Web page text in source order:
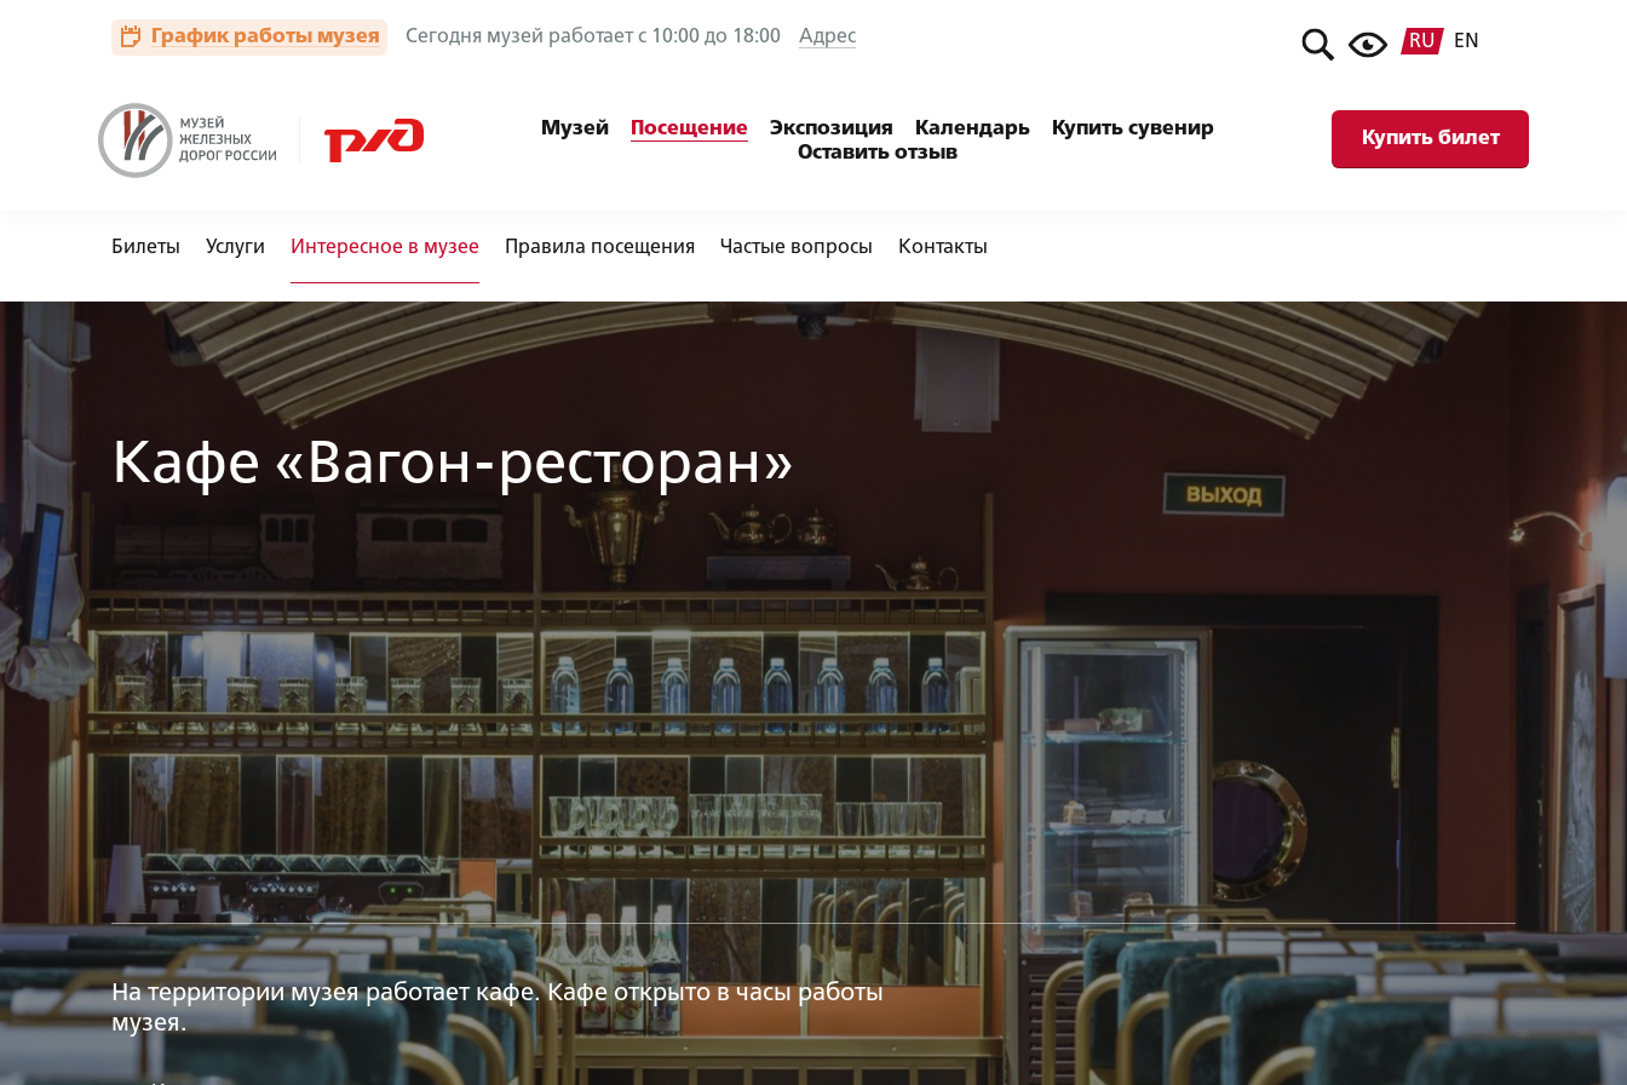
График работы музея Сегодня музей работает с 10:00 до 18:00 Адрес
Автобусы
+7 (812) 457-23-16
info@rzd-museum.ru
RU EN
Музей Посещение Экспозиция Календарь
Купить сувенир
Оставить отзыв
Купить билет
Билеты Услуги Интересное в музее Правила посещения Частые вопросы Контакты
Кафе «Вагон-ресторан»
На территории музея работает кафе. Кафе открыто в часы работы
музея.